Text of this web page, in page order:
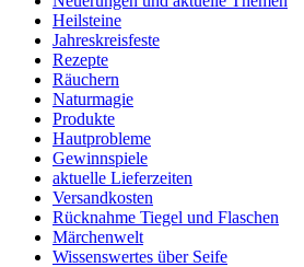
Heilsteine
Jahreskreisfeste
Rezepte
Räuchern
Naturmagie
Produkte
Hautprobleme
Gewinnspiele
aktuelle Lieferzeiten
Versandkosten
Rücknahme Tiegel und Flaschen
Märchenwelt
Wissenswertes über Seife